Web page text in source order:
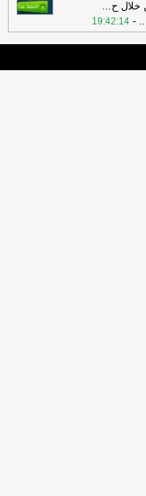
خلال ح...
-
19:42:14